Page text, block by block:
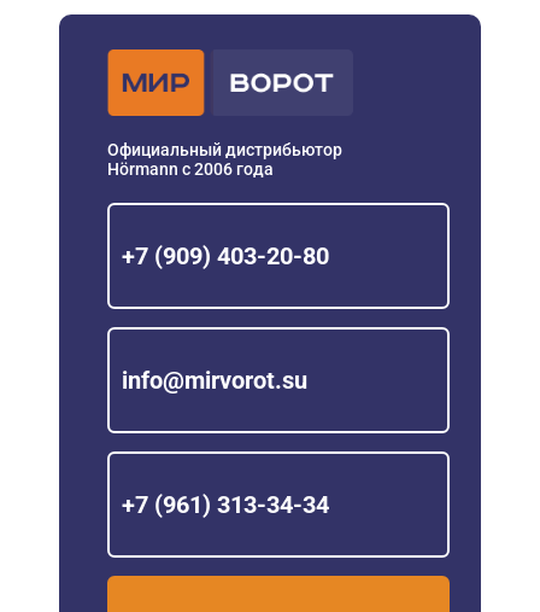
Официальный дистрибьютор
Hörmann с 2006 года
+7 (909) 403-20-80
info@mirvorot.su
+7 (961) 313-34-34